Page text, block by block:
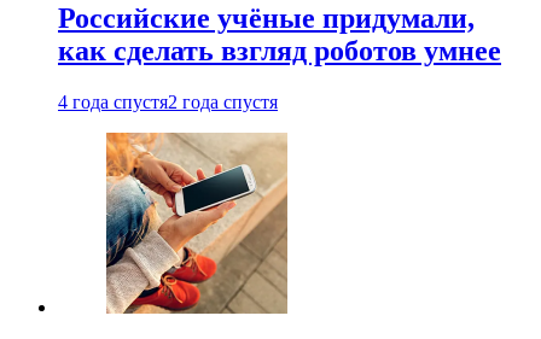
Российские учёные придумали,
как сделать взгляд роботов умнее
4 года спустя2 года спустя